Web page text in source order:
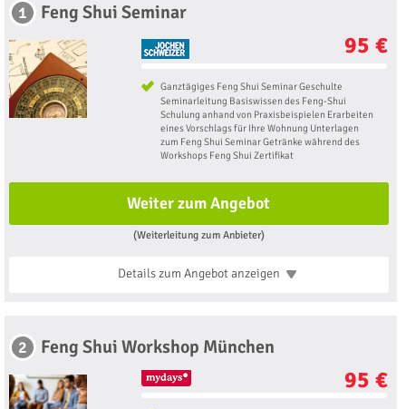
1 Feng Shui Seminar
95 €
Ganztägiges Feng Shui Seminar Geschulte
Seminarleitung Basiswissen des Feng-Shui
Schulung anhand von Praxisbeispielen Erarbeiten
eines Vorschlags für Ihre Wohnung Unterlagen
zum Feng Shui Seminar Getränke während des
Workshops Feng Shui Zertifikat
Weiter zum Angebot
(Weiterleitung zum Anbieter)
Details zum Angebotanzeigen
2 Feng Shui Workshop München
95 €